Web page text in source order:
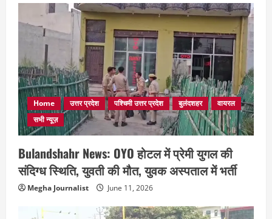
Home उत्तर प्रदेश पश्चिमी उत्तर प्रदेश बुलंदशहर
वायरल
सभी न्यूज़
Bulandshahr News: OYO होटल में प्रेमी युगल की
संदिग्ध स्थिति, युवती की मौत, युवक अस्पताल में भर्ती
Megha Journalist June 11, 2026